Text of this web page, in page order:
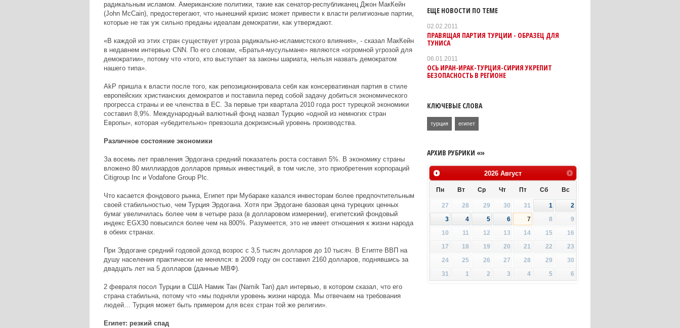
радикальным исламом. Американские политики, такие как сенатор-республиканец Джон МакКейн
(John McCain), предостерегают, что нынешний кризис может привести к власти религиозные партии,
которые не так уж сильно преданы идеалам демократии, как утверждают.
«В каждой из этих стран существует угроза радикально-исламистского влияния», - сказал МакКейн
в недавнем интервью CNN. По его словам, «Братья-мусульмане» являются «огромной угрозой для
демократии», потому что «того, кто выступает за законы шариата, нельзя назвать демократом
нашего типа».
AkP пришла к власти после того, как репозиционировала себя как консервативная партия в стиле
европейских христианских демократов и поставила перед собой задачу добиться экономического
прогресса страны и ее членства в ЕС. За первые три квартала 2010 года рост турецкой экономики
составил 8,9%. Международный валютный фонд назвал Турцию «одной из немногих стран
Европы», которая «убедительно» превзошла докризисный уровень производства.
Различное состояние экономики
За восемь лет правления Эрдогана средний показатель роста составил 5%. В экономику страны
вложено 80 миллиардов долларов прямых инвестиций, в том числе, это приобретения корпораций
Citigroup Inc и Vodafone Group Plc.
Что касается фондового рынка, Египет при Мубараке казался инвесторам более предпочтительным
своей стабильностью, чем Турция Эрдогана. Хотя при Эрдогане базовая цена турецких ценных
бумаг увеличилась более чем в четыре раза (в долларовом измерении), египетский фондовый
индекс EGX30 повысился более чем на 800%. Разумеется, это не имеет отношения к жизни народа
в обеих странах.
При Эрдогане средний годовой доход возрос с 3,5 тысяч долларов до 10 тысяч. В Египте ВВП на
душу населения практически не менялся: в 2009 году он составил 2160 долларов, поднявшись за
двадцать лет на 5 долларов (данные МВФ).
2 февраля посол Турции в США Намик Тан (Namik Tan) дал интервью, в котором сказал, что его
страна стабильна, потому что «мы подняли уровень жизни народа. Мы отвечаем на требования
людей… Турция может быть примером для всех стран той же религии».
Египет: резкий спад
ЕЩЕ НОВОСТИ ПО ТЕМЕ
02.02.2011
ПРАВЯЩАЯ ПАРТИЯ ТУРЦИИ - ОБРАЗЕЦ ДЛЯ
ТУНИСА
06.01.2011
ОСЬ ИРАН-ИРАК-ТУРЦИЯ-СИРИЯ УКРЕПИТ
БЕЗОПАСНОСТЬ В РЕГИОНЕ
КЛЮЧЕВЫЕ СЛОВА
турция египет
АРХИВ РУБРИКИ «»
2026 Август
Пн Вт Ср Чт Пт Сб Вс
27 28 29 30 31 1
2
3
4 5 6 7 8
9
10
11 12 13 14 15
16
17
18 19 20 21 22
23
24
25 26 27 28 29
30
31
1 2 3 4 5 6